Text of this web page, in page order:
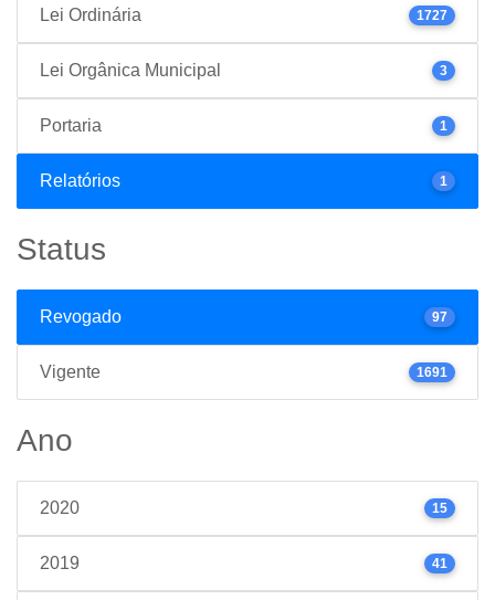
Lei Ordinária 1727
Lei Orgânica Municipal 3
Portaria 1
Relatórios 1
Status
Revogado 97
Vigente 1691
Ano
2020 15
2019 41